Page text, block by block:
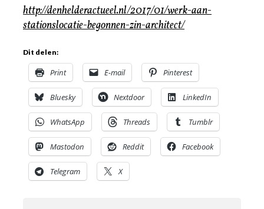
http://denhelderactueel.nl/2017/01/werk-aan-
stationslocatie-begonnen-zin-architect/
Dit delen:
Print E-mail Pinterest
Bluesky Nextdoor LinkedIn
WhatsApp Threads Tumblr
Mastodon Reddit Facebook
Telegram X